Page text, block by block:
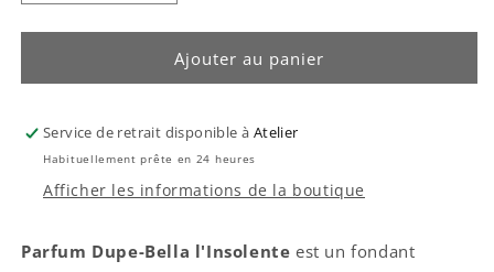
la
quantité
parfum
Bella
l&#39;insolente
la
quantité
parfum
Bella
l&#39;insolente
Ajouter au panier
Service de retrait disponible à Atelier
Habituellement prête en 24 heures
Afficher les informations de la boutique
Parfum Dupe-Bella l'Insolente est un fondant